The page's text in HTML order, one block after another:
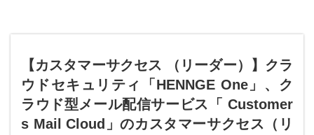
【カスタマーサクセス （リーダー）】クラ
ウドセキュリティ「HENNGE One」、ク
ラウド型メール配信サービス「 Customer
s Mail Cloud」のカスタマーサクセス（リ